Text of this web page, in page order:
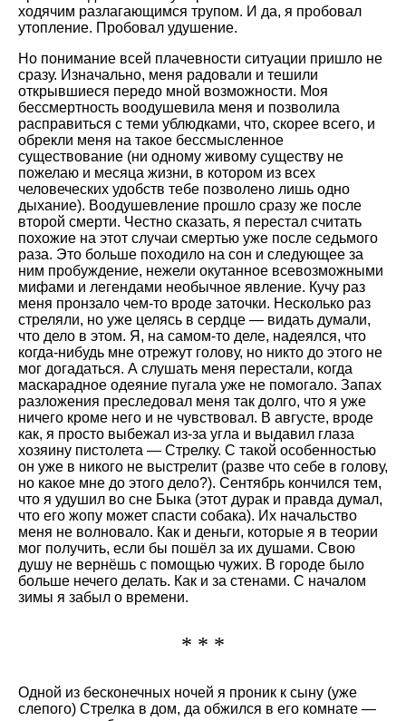
ходячим разлагающимся трупом. И да, я пробовал
утопление. Пробовал удушение.
Но понимание всей плачевности ситуации пришло не
сразу. Изначально, меня радовали и тешили
открывшиеся передо мной возможности. Моя
бессмертность воодушевила меня и позволила
расправиться с теми ублюдками, что, скорее всего, и
обрекли меня на такое бессмысленное
существование (ни одному живому существу не
пожелаю и месяца жизни, в котором из всех
человеческих удобств тебе позволено лишь одно
дыхание). Воодушевление прошло сразу же после
второй смерти. Честно сказать, я перестал считать
похожие на этот случаи смертью уже после седьмого
раза. Это больше походило на сон и следующее за
ним пробуждение, нежели окутанное всевозможными
мифами и легендами необычное явление. Кучу раз
меня пронзало чем-то вроде заточки. Несколько раз
стреляли, но уже целясь в сердце — видать думали,
что дело в этом. Я, на самом-то деле, надеялся, что
когда-нибудь мне отрежут голову, но никто до этого не
мог догадаться. А слушать меня перестали, когда
маскарадное одеяние пугала уже не помогало. Запах
разложения преследовал меня так долго, что я уже
ничего кроме него и не чувствовал. В августе, вроде
как, я просто выбежал из-за угла и выдавил глаза
хозяину пистолета — Стрелку. С такой особенностью
он уже в никого не выстрелит (разве что себе в голову,
но какое мне до этого дело?). Сентябрь кончился тем,
что я удушил во сне Быка (этот дурак и правда думал,
что его жопу может спасти собака). Их начальство
меня не волновало. Как и деньги, которые я в теории
мог получить, если бы пошёл за их душами. Свою
душу не вернёшь с помощью чужих. В городе было
больше нечего делать. Как и за стенами. С началом
зимы я забыл о времени.
* * *
Одной из бесконечных ночей я проник к сыну (уже
слепого) Стрелка в дом, да обжился в его комнате —